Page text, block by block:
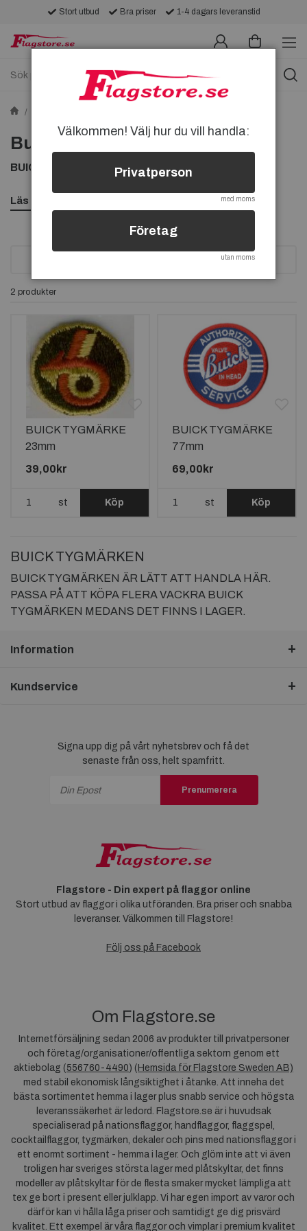
Stort utbud Bra priser 1-4 dagars leveranstid
Buick-tygmärken
BUICK TYGMÄRKEN, KÖP BUICK TYGMÄRKE
Läs mer
2 produkter
BUICK TYGMÄRKE
23mm
39,00kr
st Köp
BUICK TYGMÄRKE
77mm
69,00kr
st Köp
BUICK TYGMÄRKEN
BUICK TYGMÄRKEN ÄR LÄTT ATT HANDLA HÄR.
PASSA PÅ ATT KÖPA FLERA VACKRA BUICK
TYGMÄRKEN MEDANS DET FINNS I LAGER.
Information
Kundservice
Signa upp dig på vårt nyhetsbrev och få det
senaste från oss, helt spamfritt.
Prenumerera
Flagstore - Din expert på flaggor online
Stort utbud av flaggor i olika utföranden. Bra priser och snabba
leveranser. Välkommen till Flagstore!
Följ oss på Facebook
Om Flagstore.se
Internetförsäljning sedan 2006 av produkter till privatpersoner
och företag/organisationer/offentliga sektorn genom ett
aktiebolag (556760-4490) ( Hemsida för Flagstore Sweden AB)
med stabil ekonomisk långsiktighet i åtanke. Att inneha det
bästa sortimentet hemma i lager plus snabb service och högsta
leveranssäkerhet är ledord. Flagstore.se är i huvudsak
specialiserad på nationsflaggor, handflaggor, flaggspel,
cocktailflaggor, tygmärken, dekaler och pins med nationsflaggor i
ett enormt sortiment - hemma i lager. Och glöm inte att vi även
troligen har sveriges största lager med plåtskyltar, det finns
modeller av plåtskyltar för de flesta smaker mycket lämpliga att
tex ge bort i present eller julklapp. Vi har egen import av varor och
därför kan vi hålla låga priser och samtidigt ge dig prisvärd
kvalitet. Ett exempel är våra flaggor och vimplar i premium kvalitet
Välkommen! Välj hur du vill handla:
Privatperson
med moms
Företag
utan moms